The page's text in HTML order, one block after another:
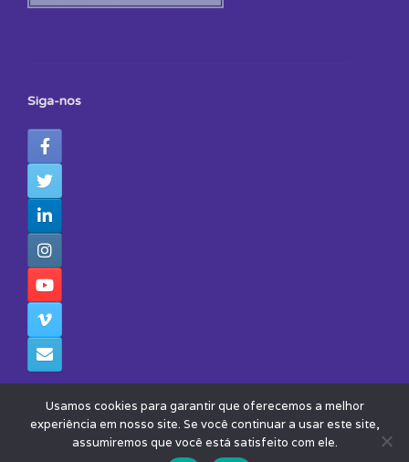
Siga-nos
© 2026 - Todos os Direitos Reservados - Instituto Avisa Lá
Theme by
Usamos cookies para garantir que oferecemos a melhor
experiência em nosso site. Se você continuar a usar este site,
assumiremos que você está satisfeito com ele.